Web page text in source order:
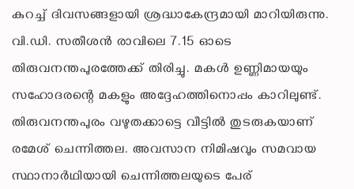
കുറച്ച് ദിവസങ്ങളായി ശ്രദ്ധാകേന്ദ്രമായി മാറിയിരുന്നു.
വി.ഡി. സതീശന്‍ രാവിലെ 7.15 ഓടെ
തിരുവനന്തപുരത്തേക്ക് തിരിച്ചു. മകള്‍ ഉണ്ണിമായയും
സഹോദരന്റെ മകളും അദ്ദേഹത്തിനൊപ്പം കാറിലുണ്ട്.
തിരുവനന്തപുരം വഴുതക്കാട്ടെ വീട്ടില്‍ തുടരുകയാണ്
രമേശ് ചെന്നിത്തല. അവസാന നിമിഷവും സമവായ
സ്ഥാനാര്‍ഥിയായി ചെന്നിത്തലയുടെ പേര്